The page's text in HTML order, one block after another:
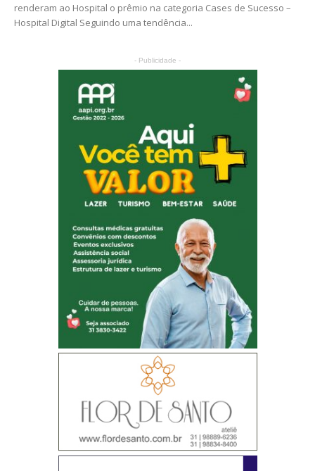
renderam ao Hospital o prêmio na categoria Cases de Sucesso –
Hospital Digital Seguindo uma tendência...
- Publicidade -